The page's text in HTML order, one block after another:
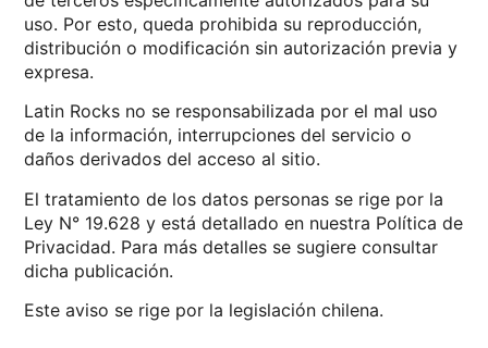
uso. Por esto, queda prohibida su reproducción,
distribución o modificación sin autorización previa y
expresa.
Latin Rocks no se responsabilizada por el mal uso
de la información, interrupciones del servicio o
daños derivados del acceso al sitio.
El tratamiento de los datos personas se rige por la
Ley N° 19.628 y está detallado en nuestra Política de
Privacidad. Para más detalles se sugiere consultar
dicha publicación.
Este aviso se rige por la legislación chilena.